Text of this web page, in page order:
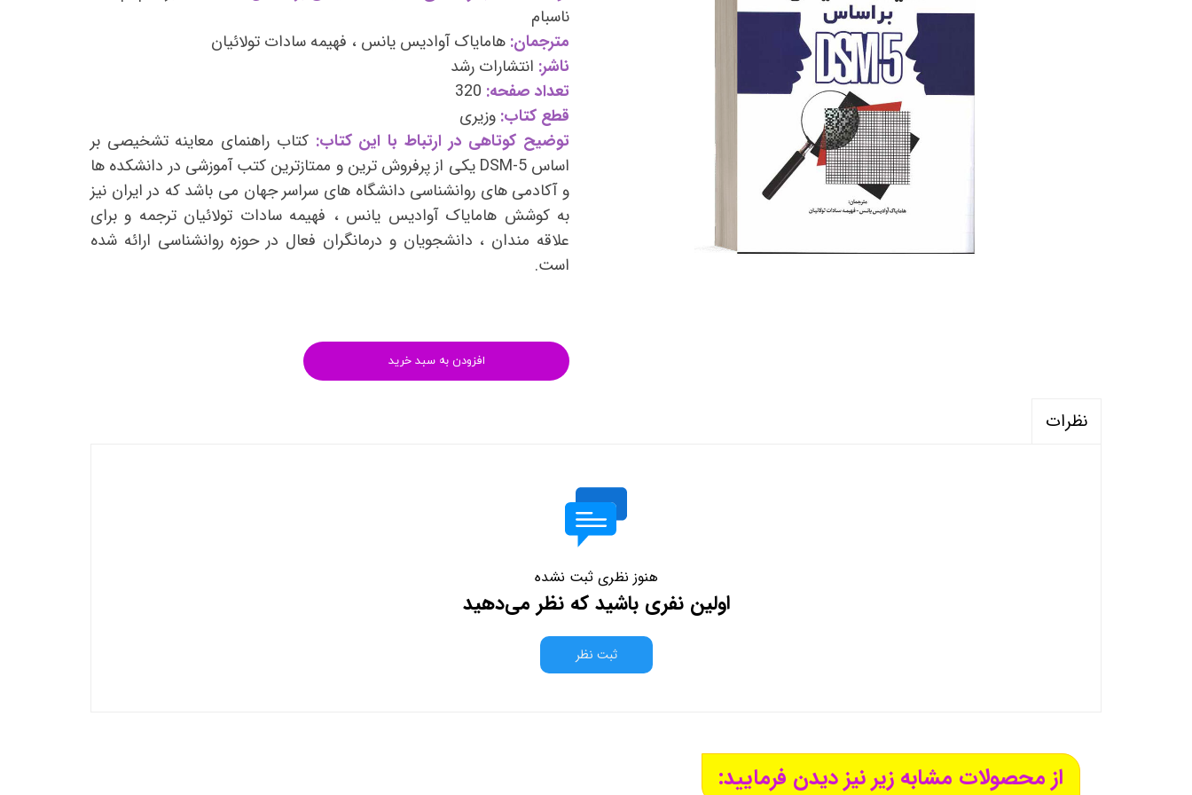
منابع آزمون استخدامی آموزگار ابتدایی
روانکاوی
کتب توانبخشی
آزمونهای روانشناسی (تست شخصیت)
کتب فرزندپروری و تربیت کودک
کتب روانشناسی خانواده
کتب فن بیان و سخنوری
انتشارات رشد
انتشارات ققنوس
انتشارات مدرسان شریف
انتشارات ویرایش
ناسبام
مترجمان: هامایاک آوادیس یانس ، فهیمه سادات تولائیان
ناشر: انتشارات رشد
تعداد صفحه: 320
قطع کتاب: وزیری
توضیح کوتاهی در ارتباط با این کتاب: کتاب راهنمای معاینه تشخیصی بر
اساس DSM-5 یکی از پرفروش ترین و ممتازترین کتب آموزشی در دانشکده ها
و آکادمی های روانشناسی دانشگاه های سراسر جهان می باشد که در ایران نیز
به کوشش هامایاک آوادیس یانس ، فهیمه سادات تولائیان ترجمه و برای
علاقه مندان ، دانشجویان و درمانگران فعال در حوزه روانشناسی ارائه شده
است.
افزودن به سبد خرید
نظرات
هنوز نظری ثبت نشده
اولین نفری باشید که نظر می‌دهید
ثبت نظر
از محصولات مشابه زیر نیز دیدن فرمایید: